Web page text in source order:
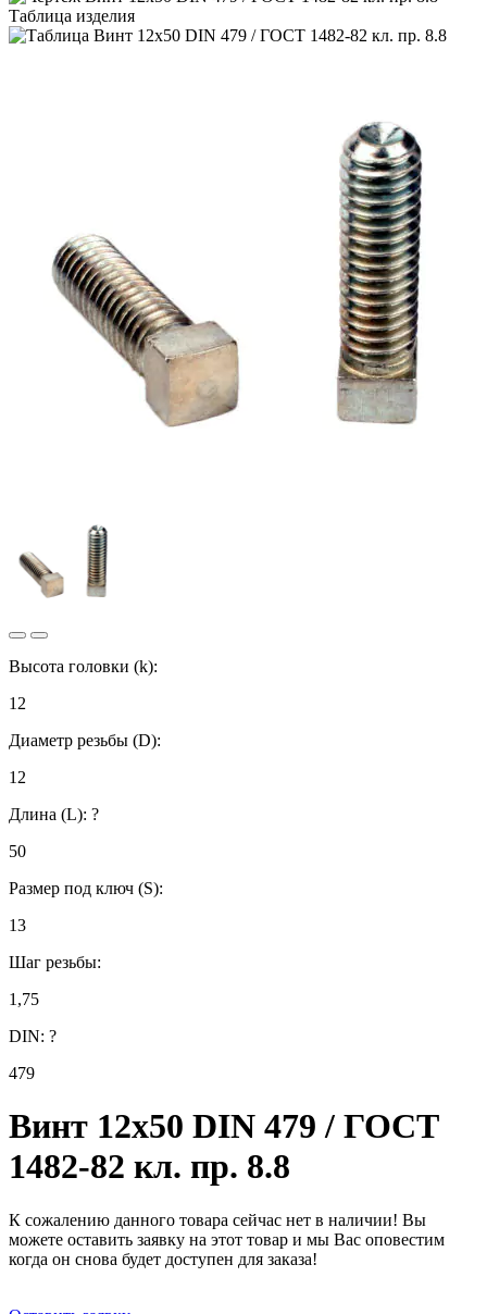
Таблица изделия
Высота головки (k):
12
Диаметр резьбы (D):
12
Длина (L): ?
50
Размер под ключ (S):
13
Шаг резьбы:
1,75
DIN: ?
479
Винт 12х50 DIN 479 / ГОСТ
1482-82 кл. пр. 8.8
К сожалению данного товара сейчас нет в наличии! Вы
можете оставить заявку на этот товар и мы Вас оповестим
когда он снова будет доступен для заказа!